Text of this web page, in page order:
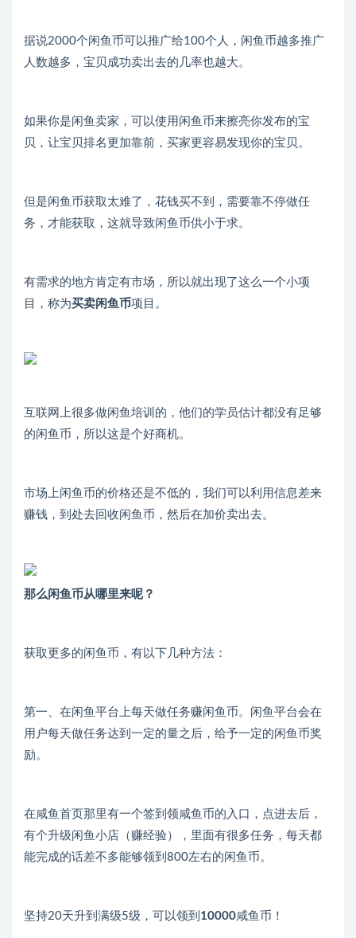
据说2000个闲鱼币可以推广给100个人，闲鱼币越多推广
人数越多，宝贝成功卖出去的几率也越大。
如果你是闲鱼卖家，可以使用闲鱼币来擦亮你发布的宝
贝，让宝贝排名更加靠前，买家更容易发现你的宝贝。
但是闲鱼币获取太难了，花钱买不到，需要靠不停做任
务，才能获取，这就导致闲鱼币供小于求。
有需求的地方肯定有市场，所以就出现了这么一个小项
目，称为买卖闲鱼币项目。
互联网上很多做闲鱼培训的，他们的学员估计都没有足够
的闲鱼币，所以这是个好商机。
市场上闲鱼币的价格还是不低的，我们可以利用信息差来
赚钱，到处去回收闲鱼币，然后在加价卖出去。
那么闲鱼币从哪里来呢？
获取更多的闲鱼币，有以下几种方法：
第一、在闲鱼平台上每天做任务赚闲鱼币。闲鱼平台会在
用户每天做任务达到一定的量之后，给予一定的闲鱼币奖
励。
在咸鱼首页那里有一个签到领咸鱼币的入口，点进去后，
有个升级闲鱼小店（赚经验），里面有很多任务，每天都
能完成的话差不多能够领到800左右的闲鱼币。
坚持20天升到满级5级，可以领到 10000咸鱼币！